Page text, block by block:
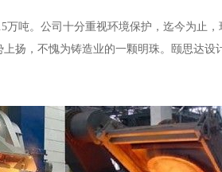
吨。公司十分重视环境保护，迄今为止
扬，不愧为铸造业的一颗明珠。颐思达